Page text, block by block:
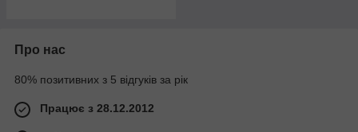
Про нас
80% позитивних з 5 відгуків за рік
Працює з 28.12.2012